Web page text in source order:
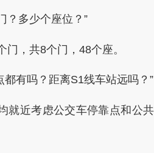
多少个座位？”
，共8个门，48个座。
有吗？距离S1线车站远吗？”
近考虑公交车停靠点和公共